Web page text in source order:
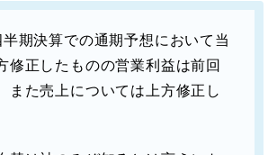
半期決算での通期予想において当
修正したものの営業利益は前回
また売上については上方修正し